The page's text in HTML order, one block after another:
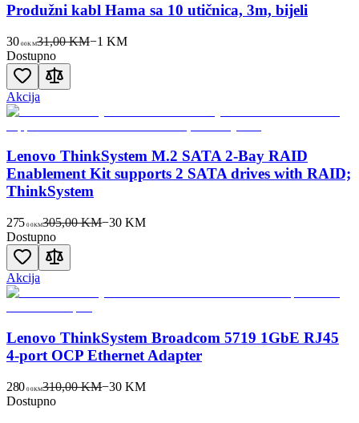
Produžni kabl Hama sa 10 utičnica, 3m, bijeli
30 00KM31,00 KM−1 KM
Dostupno
Akcija
Lenovo ThinkSystem M.2 SATA 2-Bay RAID
Enablement Kit supports 2 SATA drives with RAID;
ThinkSystem
275 00KM305,00 KM−30 KM
Dostupno
Akcija
Lenovo ThinkSystem Broadcom 5719 1GbE RJ45
4-port OCP Ethernet Adapter
280 00KM310,00 KM−30 KM
Dostupno